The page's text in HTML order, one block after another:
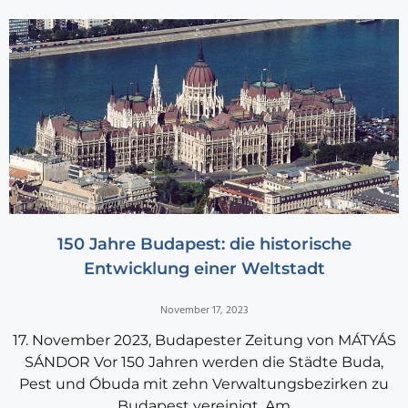
150 Jahre Budapest: die historische
Entwicklung einer Weltstadt
November 17, 2023
17. November 2023, Budapester Zeitung von MÁTYÁS
SÁNDOR Vor 150 Jahren werden die Städte Buda,
Pest und Óbuda mit zehn Verwaltungsbezirken zu